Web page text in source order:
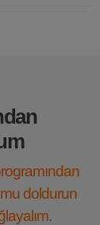
doldurun